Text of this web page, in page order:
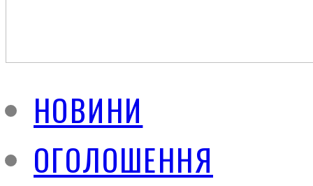
НОВИНИ
ОГОЛОШЕННЯ